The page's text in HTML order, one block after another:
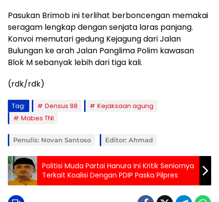
Pasukan Brimob ini terlihat berboncengan memakai
seragam lengkap dengan senjata laras panjang.
Konvoi memutari gedung Kejagung dari Jalan
Bulungan ke arah Jalan Panglima Polim kawasan
Blok M sebanyak lebih dari tiga kali.
(rdk/rdk)
Tag: Densus 88
Kejaksaan agung
Mabes TNI
Penulis: Novan Santoso Editor: Ahmad
Politisi Muda Partai Hanura Ini Kritik Seniornya
Terkait Koalisi Dengan PDIP Paska Pilpres